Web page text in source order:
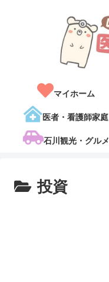
マイホーム
医者・看護師家庭
石川観光・グルメ
投資